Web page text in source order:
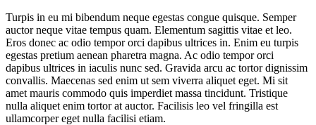
Turpis in eu mi bibendum neque egestas congue quisque. Semper
auctor neque vitae tempus quam. Elementum sagittis vitae et leo.
Eros donec ac odio tempor orci dapibus ultrices in. Enim eu turpis
egestas pretium aenean pharetra magna. Ac odio tempor orci
dapibus ultrices in iaculis nunc sed. Gravida arcu ac tortor dignissim
convallis. Maecenas sed enim ut sem viverra aliquet eget. Mi sit
amet mauris commodo quis imperdiet massa tincidunt. Tristique
nulla aliquet enim tortor at auctor. Facilisis leo vel fringilla est
ullamcorper eget nulla facilisi etiam.